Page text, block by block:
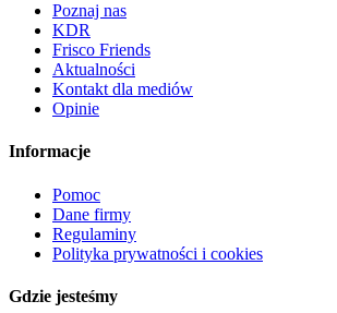
Poznaj nas
KDR
Frisco Friends
Aktualności
Kontakt dla mediów
Opinie
Informacje
Pomoc
Dane firmy
Regulaminy
Polityka prywatności i cookies
Gdzie jesteśmy